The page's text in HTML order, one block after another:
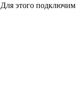
Для этого подключим